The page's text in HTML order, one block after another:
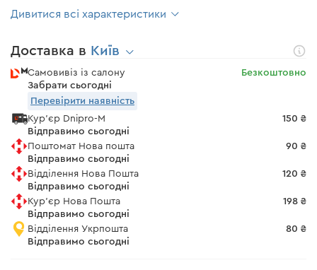
Дивитися всі характеристики
Доставка в Київ
Самовивіз із салону
Забрати сьогодні
Безкоштовно
Перевірити наявність
Кур'єр Dnipro-M
Відправимо сьогодні
150 ₴
Поштомат Нова пошта
Відправимо сьогодні
90 ₴
Відділення Нова Пошта
Відправимо сьогодні
120 ₴
Кур'єр Нова Пошта
Відправимо сьогодні
198 ₴
Відділення Укрпошта
Відправимо сьогодні
80 ₴